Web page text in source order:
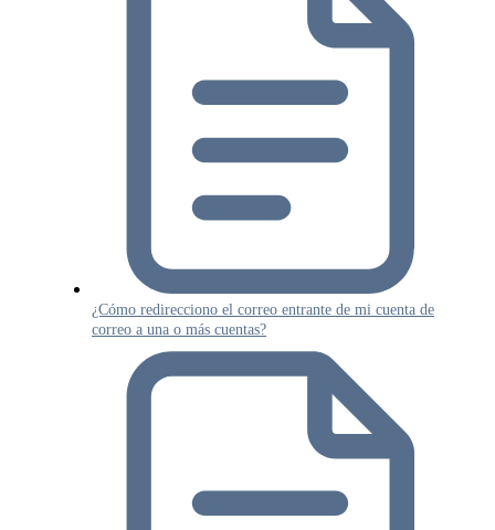
¿Cómo redirecciono el correo entrante de mi cuenta de
correo a una o más cuentas?